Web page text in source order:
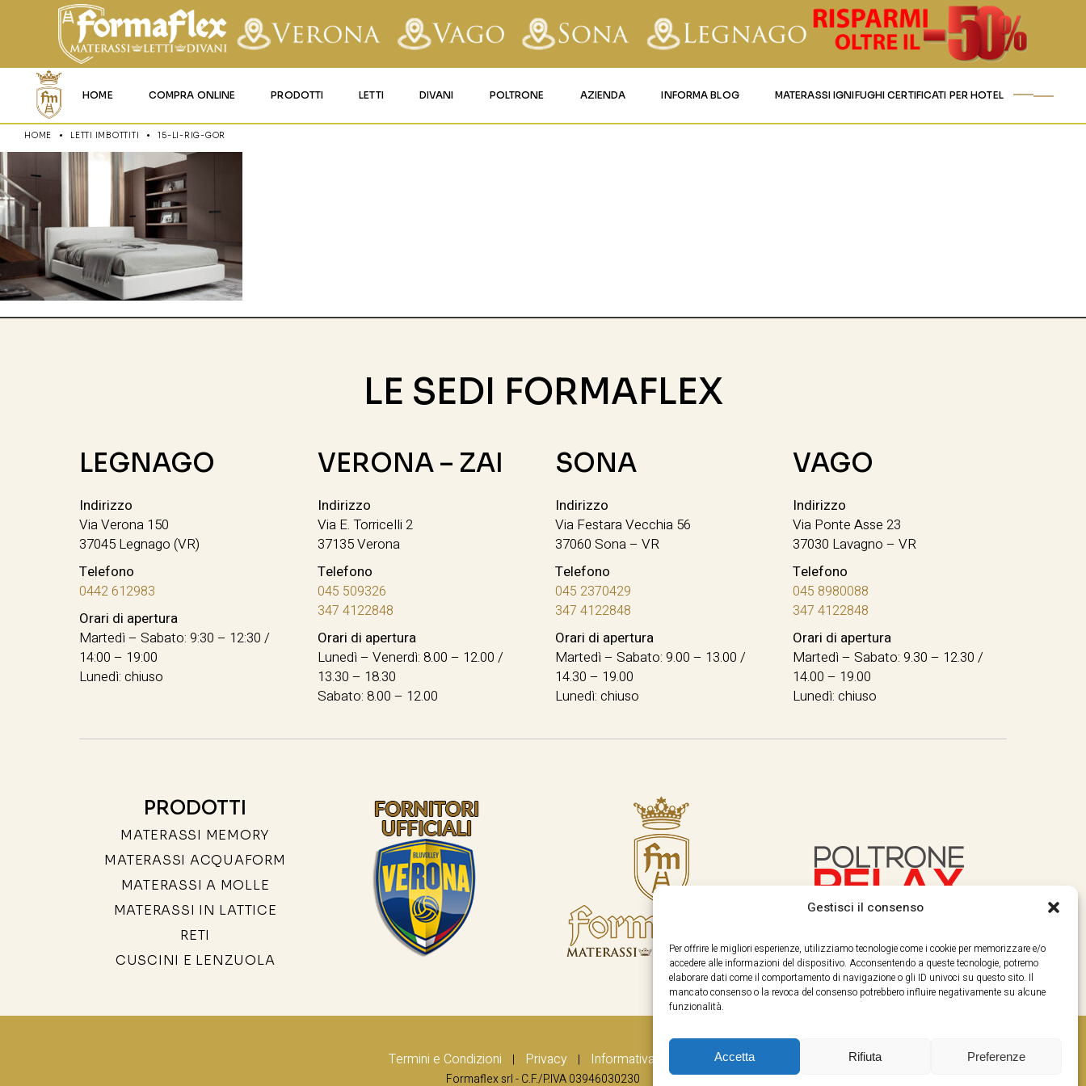
Gestisci il consenso
Per offrire le migliori esperienze, utilizziamo tecnologie come i cookie per memorizzare e/o
accedere alle informazioni del dispositivo. Acconsentendo a queste tecnologie, potremo
elaborare dati come il comportamento di navigazione o gli ID univoci su questo sito. Il
mancato consenso o la revoca del consenso potrebbero influire negativamente su alcune
funzionalità.
Accetta Rifiuta Preferenze
HOME COMPRA ONLINE PRODOTTI
GARANZIA E UTILIZZO
LETTI DIVANI POLTRONE AZIENDA INFORMA BLOG MATERASSI IGNIFUGHI CERTIFICATI PER HOTEL
HOME LETTI IMBOTTITI 15-LI-RIG-GOR
LE SEDI FORMAFLEX
LEGNAGO
Indirizzo
Via Verona 150
37045 Legnago (VR)
Telefono
0442 612983
Orari di apertura
Martedì – Sabato: 9:30 – 12:30 /
14:00 – 19:00
Lunedì: chiuso
VERONA – ZAI
Indirizzo
Via E. Torricelli 2
37135 Verona
Telefono
045 509326
347 4122848
Orari di apertura
Lunedì – Venerdì: 8.00 – 12.00 /
13.30 – 18.30
Sabato: 8.00 – 12.00
SONA
Indirizzo
Via Festara Vecchia 56
37060 Sona – VR
Telefono
045 2370429
347 4122848
Orari di apertura
Martedì – Sabato: 9.00 – 13.00 /
14.30 – 19.00
Lunedì: chiuso
VAGO
Indirizzo
Via Ponte Asse 23
37030 Lavagno – VR
Telefono
045 8980088
347 4122848
Orari di apertura
Martedì – Sabato: 9.30 – 12.30 /
14.00 – 19.00
Lunedì: chiuso
PRODOTTI
MATERASSI MEMORY
MATERASSI ACQUAFORM
MATERASSI A MOLLE
MATERASSI IN LATTICE
RETI
CUSCINI E LENZUOLA
Termini e Condizioni | Privacy | Informativa Cookie
Formaflex srl - C.F./P.IVA 03946030230